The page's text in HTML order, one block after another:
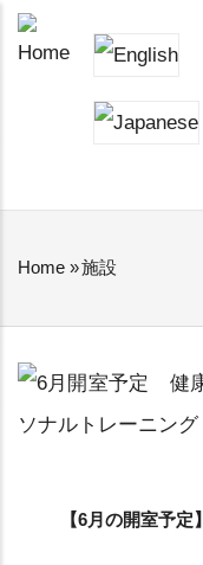
Skip
BREADCRUMB
Home »施設
【6月の開室予定】